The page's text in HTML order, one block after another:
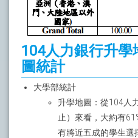
104人力銀行升
圖統計
大學部統計
升學地圖：從104人
止）來看，大約有
有將近五成的學生選